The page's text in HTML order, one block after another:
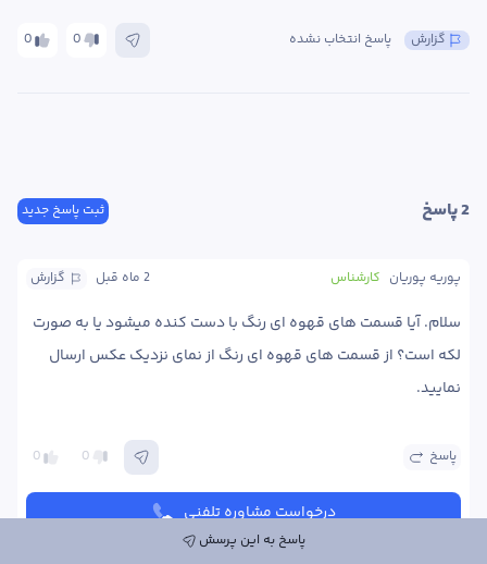
0 0 پاسخ انتخاب نشده گزارش
ثبت پاسخ جدید 2 پاسخ
گزارش 2 ماه قبل کارشناس پوریه پوریان
نمایید.
0 0 پاسخ
درخواست مشاوره تلفنی
پاسخ به این پرسش